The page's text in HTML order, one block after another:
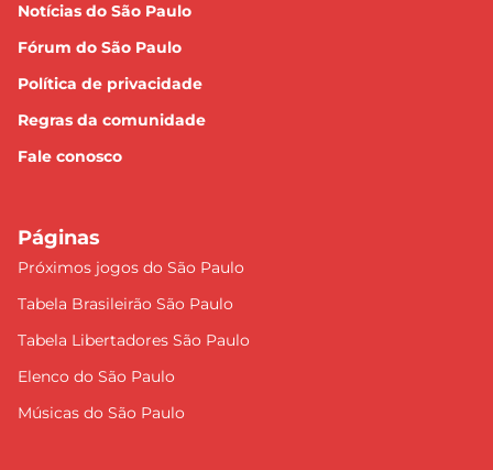
Notícias do São Paulo
Fórum do São Paulo
Política de privacidade
Regras da comunidade
Fale conosco
Páginas
Próximos jogos do São Paulo
Tabela Brasileirão São Paulo
Tabela Libertadores São Paulo
Elenco do São Paulo
Músicas do São Paulo